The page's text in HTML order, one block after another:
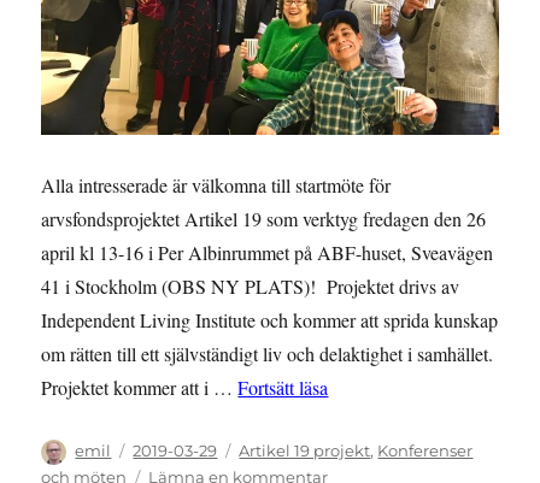
Alla intresserade är välkomna till startmöte för
arvsfondsprojektet Artikel 19 som verktyg fredagen den 26
april kl 13-16 i Per Albinrummet på ABF-huset, Sveavägen
41 i Stockholm (OBS NY PLATS)! Projektet drivs av
Independent Living Institute och kommer att sprida kunskap
om rätten till ett självständigt liv och delaktighet i samhället.
Projektet kommer att i …Fortsätt läsa
Författare
emil
Publicerat
den
2019-03-29 Kategorier
Artikel 19 projekt, Konferenser
och möten
Lämna en kommentartill